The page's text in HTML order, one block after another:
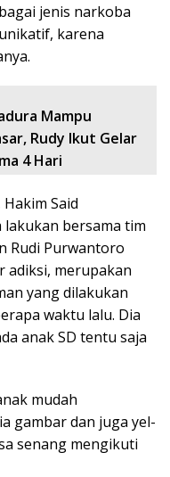
jenis narkoba
karena
Mampu
Rudy Ikut Gelar
4 Hari
Said
lakukan bersama tim
Rudi Purwantoro
adiksi, merupakan
yang dilakukan
waktu lalu. Dia
anak SD tentu saja
mudah
gambar dan juga yel-
senang mengikuti